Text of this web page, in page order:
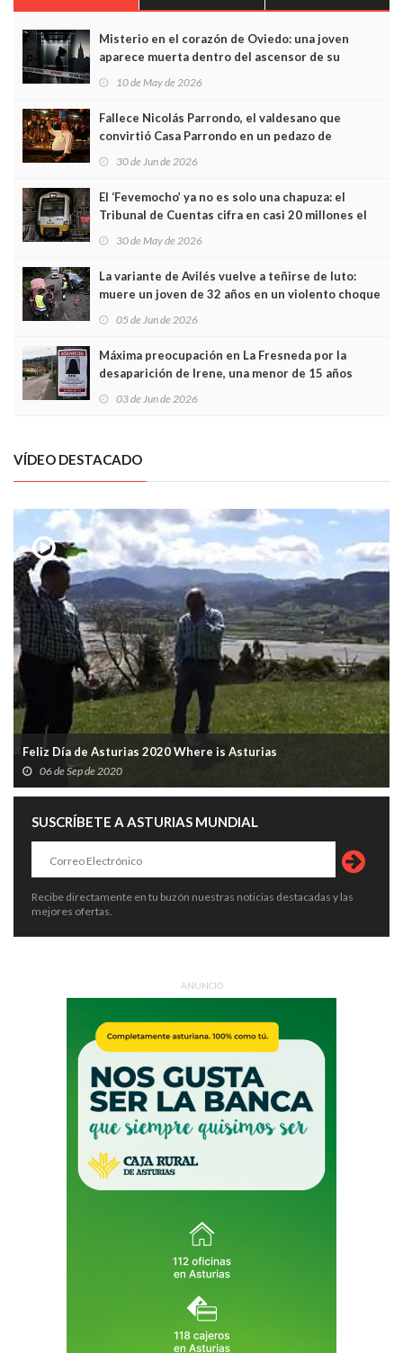
Misterio en el corazón de Oviedo: una joven
aparece muerta dentro del ascensor de su
edificio y las cámaras captan sus últimos minutos
10 de May de 2026
Fallece Nicolás Parrondo, el valdesano que
convirtió Casa Parrondo en un pedazo de
Asturias en Madrid
30 de Jun de 2026
El ‘Fevemocho’ ya no es solo una chapuza: el
Tribunal de Cuentas cifra en casi 20 millones el
sobrecoste de los trenes que no cabían por los
30 de May de 2026
La variante de Avilés vuelve a teñirse de luto:
muere un joven de 32 años en un violento choque
frontal
05 de Jun de 2026
Máxima preocupación en La Fresneda por la
desaparición de Irene, una menor de 15 años
03 de Jun de 2026
VÍDEO DESTACADO
Feliz Día de Asturias 2020 Where is Asturias
06 de Sep de 2020
SUSCRÍBETE A ASTURIAS MUNDIAL
Recibe directamente en tu buzón nuestras noticias destacadas y las
mejores ofertas.
ANUNCIO